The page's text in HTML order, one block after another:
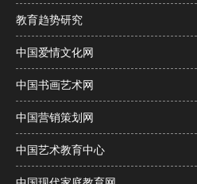
教育趋势研究
中国爱情文化网
中国书画艺术网
中国营销策划网
中国艺术教育中心